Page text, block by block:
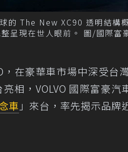
的 The New XC90 透明結構
呈現在世人眼前。 圖/國際富
，在豪華車市場中深受台
相，VOLVO 國際富豪
車 」來台，率先揭示品